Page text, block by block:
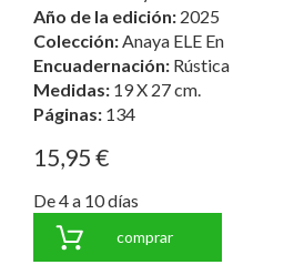
Año de la edición: 2025
Colección: Anaya ELE En
Encuadernación: Rústica
Medidas: 19 X 27 cm.
Páginas: 134
15,95 €
De 4 a 10 días
comprar